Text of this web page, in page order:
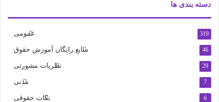
دسته بندی ها
عمومی 319
منابع رایگان آموزش حقوق 46
نظریات مشورتی 29
مدنی 7
نکات حقوقی 6